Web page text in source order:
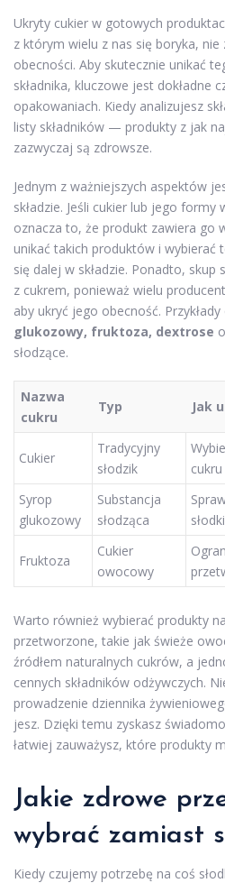
Ukryty cukier w gotowych
z którym wielu z nas się boryka,
obecności. Aby skutecznie unikać
składnika, kluczowe jest dokładne
opakowaniach. Kiedy analizujesz
listy składników — produkty z jak
zazwyczaj są zdrowsze.
Jednym z ważniejszych aspektów
składzie. Jeśli cukier lub jego
oznacza to, że produkt zawiera go
unikać takich produktów i wybierać
się dalej w składzie. Ponadto, skup
z cukrem, ponieważ wielu
aby ukryć jego obecność.
glukozowy, fruktoza, dextrose
słodzące.
Nazwa
cukru
Typ Jak
Cukier
Tradycyjny
słodzik
cukru
Syrop
glukozowy
Substancja
słodząca
Fruktoza
Cukier
owocowy
Warto również wybierać produkty
przetworzone, takie jak świeże
źródłem naturalnych cukrów, a
cennych składników odżywczych.
prowadzenie dziennika
jesz. Dzięki temu zyskasz
łatwiej zauważysz, które produkty
Jakie zdrowe
wybrać zamiast
Kiedy czujemy potrzebę na coś